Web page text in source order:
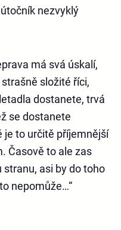
nezvyklý
má svá úskalí,
složité říci,
dostanete, trvá
se dostanete
je to určitě příjemnější
Časově to ale zas
asi by do toho
nepomůže…“